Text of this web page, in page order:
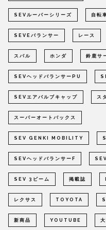
SEVルーパーシリーズ 自転
SEVEバランサー レース
スバル ホンダ 鈴鹿サ
SEVヘッドバランサーPU
SEVエアバルブキャップ ス
スーパーオートバックス
SEV GENKI MOBILITY
SEVヘッドバランサーF
SEV 3ビーム 掲載誌
レクサス TOYOTA
新商品 YOUTUBE